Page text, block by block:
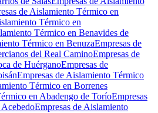
de Aislamiento Térmico en
Térmico en
Térmico en Benavides de
Térmico en BenuzaEmpresas de
del Real CaminoEmpresas de
de HuérganoEmpresas de
Empresas de Aislamiento Térmico
Térmico en Borrenes
en Abadengo de ToríoEmpresas
Empresas de Aislamiento